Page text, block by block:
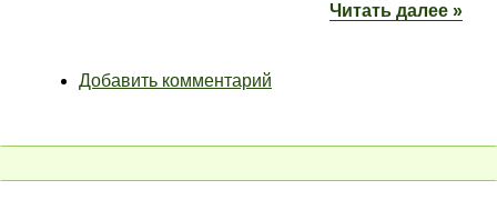
Читать далее »
Добавить комментарий